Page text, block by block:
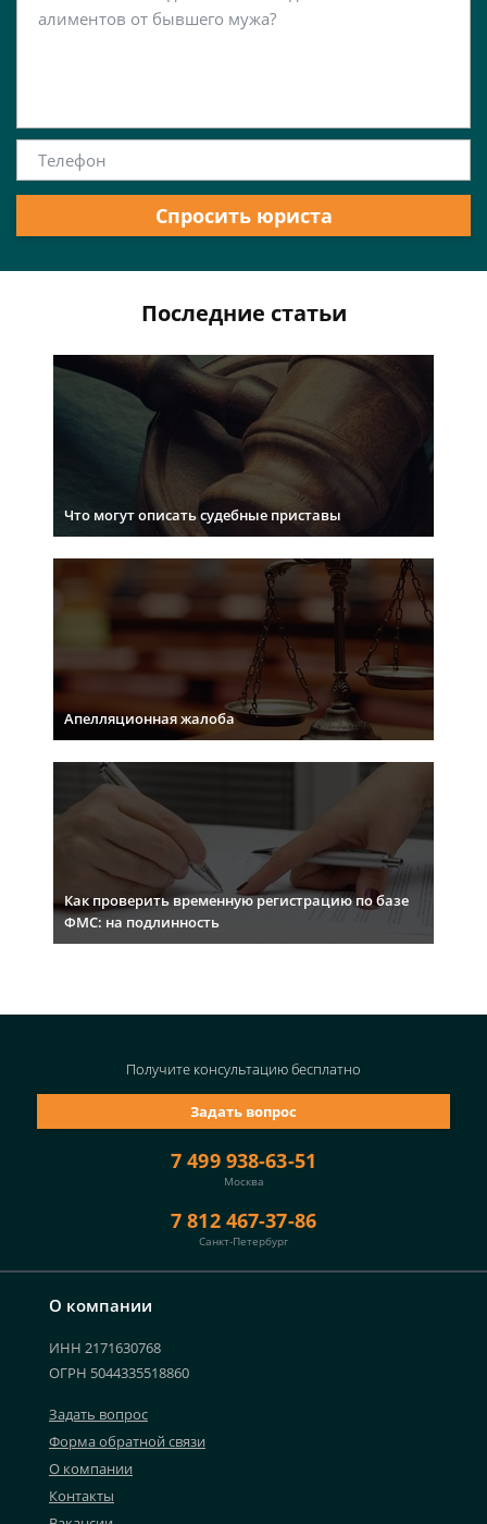
Спросить юриста
Последние статьи
Что могут описать судебные приставы
Апелляционная жалоба
Как проверить временную регистрацию по базе
ФМС: на подлинность
О компании
ИНН 2171630768
ОГРН 5044335518860
Задать вопрос
Форма обратной связи
О компании
Контакты
7 499 938-63-51
Москва
7 812 467-37-86
Санкт-Петербург
Задать вопрос
Получите консультациюбесплатно